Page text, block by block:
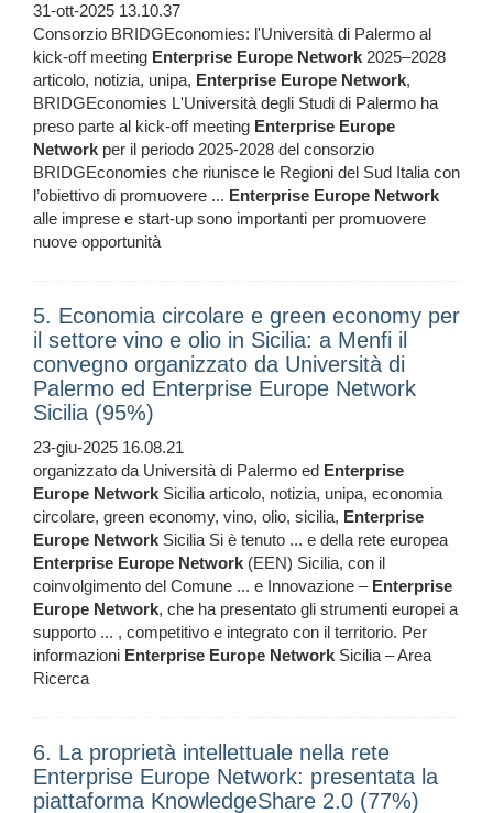
31-ott-2025 13.10.37
Consorzio BRIDGEconomies: l'Università di Palermo al
kick-off meeting Enterprise Europe Network 2025–2028
articolo, notizia, unipa, Enterprise Europe Network,
BRIDGEconomies L'Università degli Studi di Palermo ha
preso parte al kick-off meeting Enterprise Europe
Network per il periodo 2025-2028 del consorzio
BRIDGEconomies che riunisce le Regioni del Sud Italia con
l’obiettivo di promuovere ... Enterprise Europe Network
alle imprese e start-up sono importanti per promuovere
nuove opportunità
5. Economia circolare e green economy per
il settore vino e olio in Sicilia: a Menfi il
convegno organizzato da Università di
Palermo ed Enterprise Europe Network
Sicilia (95%)
23-giu-2025 16.08.21
organizzato da Università di Palermo ed Enterprise
Europe Network Sicilia articolo, notizia, unipa, economia
circolare, green economy, vino, olio, sicilia, Enterprise
Europe Network Sicilia Si è tenuto ... e della rete europea
Enterprise Europe Network (EEN) Sicilia, con il
coinvolgimento del Comune ... e Innovazione – Enterprise
Europe Network, che ha presentato gli strumenti europei a
supporto ... , competitivo e integrato con il territorio. Per
informazioni Enterprise Europe Network Sicilia – Area
Ricerca
6. La proprietà intellettuale nella rete
Enterprise Europe Network: presentata la
piattaforma KnowledgeShare 2.0 (77%)